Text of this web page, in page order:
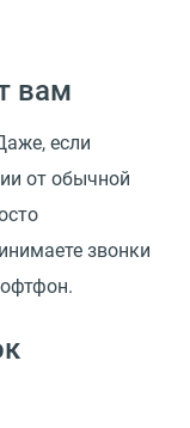
вам
если
от обычной
звонки